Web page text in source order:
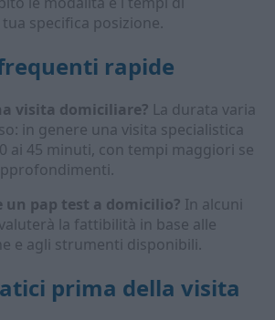
specifica posizione.
rapide
visita domiciliare? La durata varia
in genere una visita specialistica
ai 45 minuti, con tempi maggiori se
un pap test a domicilio? In alcuni
la fattibilità in base alle
e agli strumenti disponibili.
prima della visita